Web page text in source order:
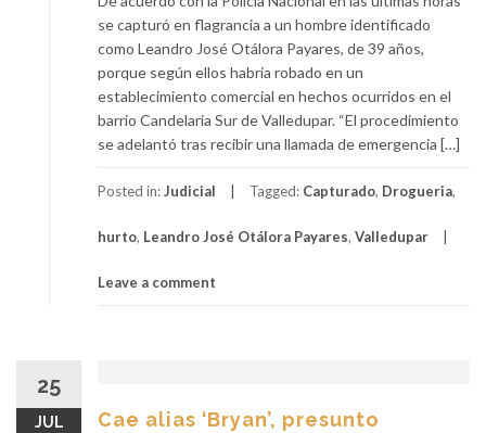
se capturó en flagrancia a un hombre identificado
como Leandro José Otálora Payares, de 39 años,
porque según ellos habría robado en un
establecimiento comercial en hechos ocurridos en el
barrio Candelaria Sur de Valledupar. “El procedimiento
se adelantó tras recibir una llamada de emergencia […]
Posted in:Judicial Tagged: Capturado, Drogueria,
hurto, Leandro José Otálora Payares, Valledupar
Leave a comment
25
JUL
Cae alias ‘Bryan’, presunto